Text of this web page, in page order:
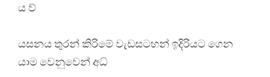
ය ව්
යසනය තුරන් කිරිමේ වැඩසටහන් ඉදිරියට ගෙන
යාම වෙනුවෙන් අධ්